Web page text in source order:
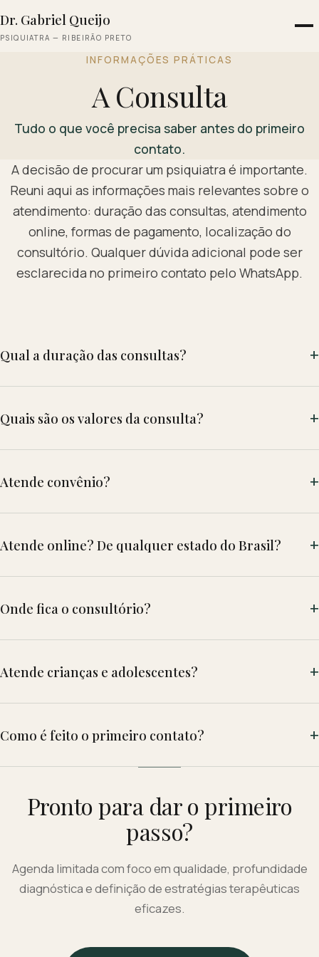
Dr. Gabriel Queijo
PSIQUIATRA — RIBEIRÃO PRETO
INFORMAÇÕES PRÁTICAS
A Consulta
Tudo o que você precisa saber antes do primeiro
contato.
A decisão de procurar um psiquiatra é importante.
Reuni aqui as informações mais relevantes sobre o
atendimento: duração das consultas, atendimento
online, formas de pagamento, localização do
consultório. Qualquer dúvida adicional pode ser
esclarecida no primeiro contato pelo WhatsApp.
Qual a duração das consultas?
Quais são os valores da consulta?
Atende convênio?
Atende online? De qualquer estado do Brasil?
Onde fica o consultório?
Atende crianças e adolescentes?
Como é feito o primeiro contato?
Pronto para dar o primeiro
passo?
Agenda limitada com foco em qualidade, profundidade
diagnóstica e definição de estratégias terapêuticas
eficazes.